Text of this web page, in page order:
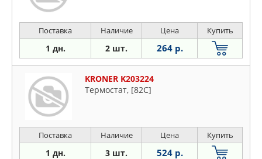
Поставка Наличие Цена Купить
1 дн. 2 шт. 264 р.
KRONER K203224
Термостат, [82C]
Поставка Наличие Цена Купить
1 дн. 3 шт. 524 р.